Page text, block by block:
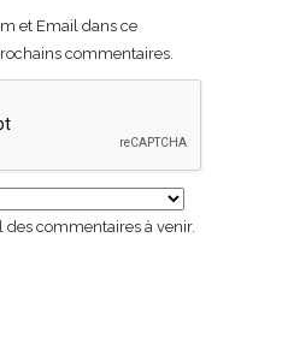
et Email dans ce
commentaires.
commentaires à venir.